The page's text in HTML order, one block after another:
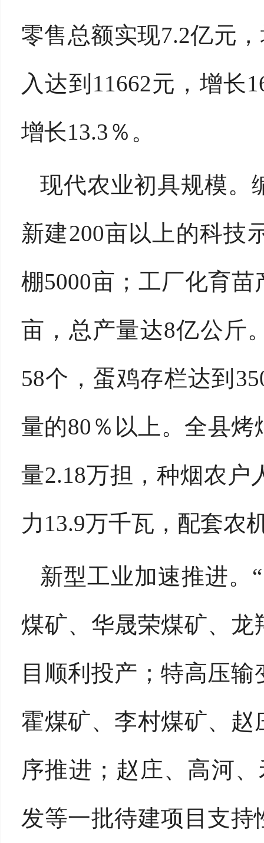
零售总额实现7.2亿元
入达到11662元，增长
增长13.3％。
现代农业初具规模。
新建200亩以上的科技
棚5000亩；工厂化育
亩，总产量达8亿公斤
58个，蛋鸡存栏达到
量的80％以上。全县
量2.18万担，种烟农户
力13.9万千瓦，配套农
新型工业加速推进。
煤矿、华晟荣煤矿、
目顺利投产；特高压
霍煤矿、李村煤矿、
序推进；赵庄、高河
发等一批待建项目支持